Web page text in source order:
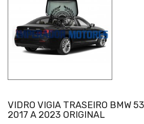
VIDRO VIGIA TRASEIRO BMW
2017 A 2023 ORIGINAL